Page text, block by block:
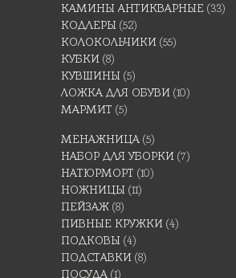
КАМИНЫ АНТИКВАРНЫЕ (33)
КОДЛЕРЫ (52)
КОЛОКОЛЬЧИКИ (55)
КУБКИ (8)
КУВШИНЫ (5)
ЛОЖКА ДЛЯ ОБУВИ (10)
МАРМИТ (5)
МЕНАЖНИЦА (5)
НАБОР ДЛЯ УБОРКИ (7)
НАТЮРМОРТ (10)
НОЖНИЦЫ (11)
ПЕЙЗАЖ (8)
ПИВНЫЕ КРУЖКИ (4)
ПОДКОВЫ (4)
ПОДСТАВКИ (8)
ПОСУДА (1)